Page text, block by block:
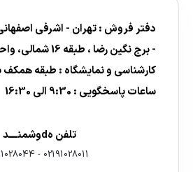
دفتر فروش : تهران - اشرفی
- برج نگین رضا ، طبقه 16 شمالی، واحد 1602
کارشناسی و نمایشگاه : طبقه همکف
ساعات پاسخگویی : 9:30 الی 16:30
تلفن هdوشمنــــد :
02191028011
-